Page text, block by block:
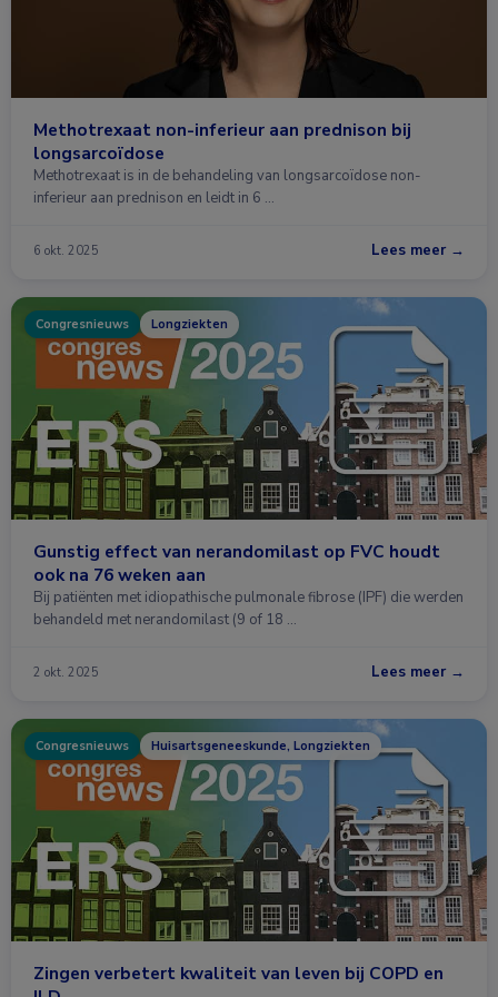
Methotrexaat non-inferieur aan prednison bij
longsarcoïdose
Methotrexaat is in de behandeling van longsarcoïdose non-
inferieur aan prednison en leidt in 6 …
6 okt. 2025 Lees meer →
Congresnieuws Longziekten
Gunstig effect van nerandomilast op FVC houdt
ook na 76 weken aan
Bij patiënten met idiopathische pulmonale fibrose (IPF) die werden
behandeld met nerandomilast (9 of 18 …
2 okt. 2025 Lees meer →
Congresnieuws Huisartsgeneeskunde, Longziekten
Zingen verbetert kwaliteit van leven bij COPD en